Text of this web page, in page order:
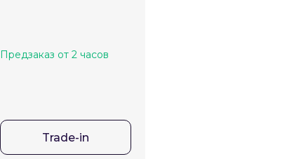
Предзаказ от 2 часов
Trade-in